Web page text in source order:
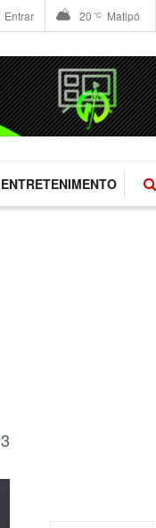
Entrar 20 °C Matipó
ENTRETENIMENTO
3